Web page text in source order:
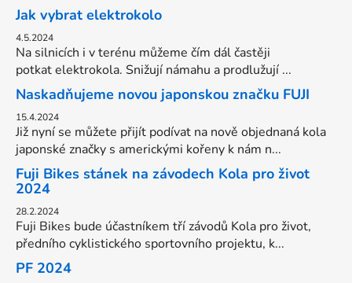
Jak vybrat elektrokolo
4.5.2024
Na silnicích i v terénu můžeme čím dál častěji
potkat elektrokola. Snižují námahu a prodlužují ...
Naskadňujeme novou japonskou značku FUJI
15.4.2024
Již nyní se můžete přijít podívat na nově objednaná kola
japonské značky s americkými kořeny k nám n...
Fuji Bikes stánek na závodech Kola pro život
2024
28.2.2024
Fuji Bikes bude účastníkem tří závodů Kola pro život,
předního cyklistického sportovního projektu, k...
PF 2024